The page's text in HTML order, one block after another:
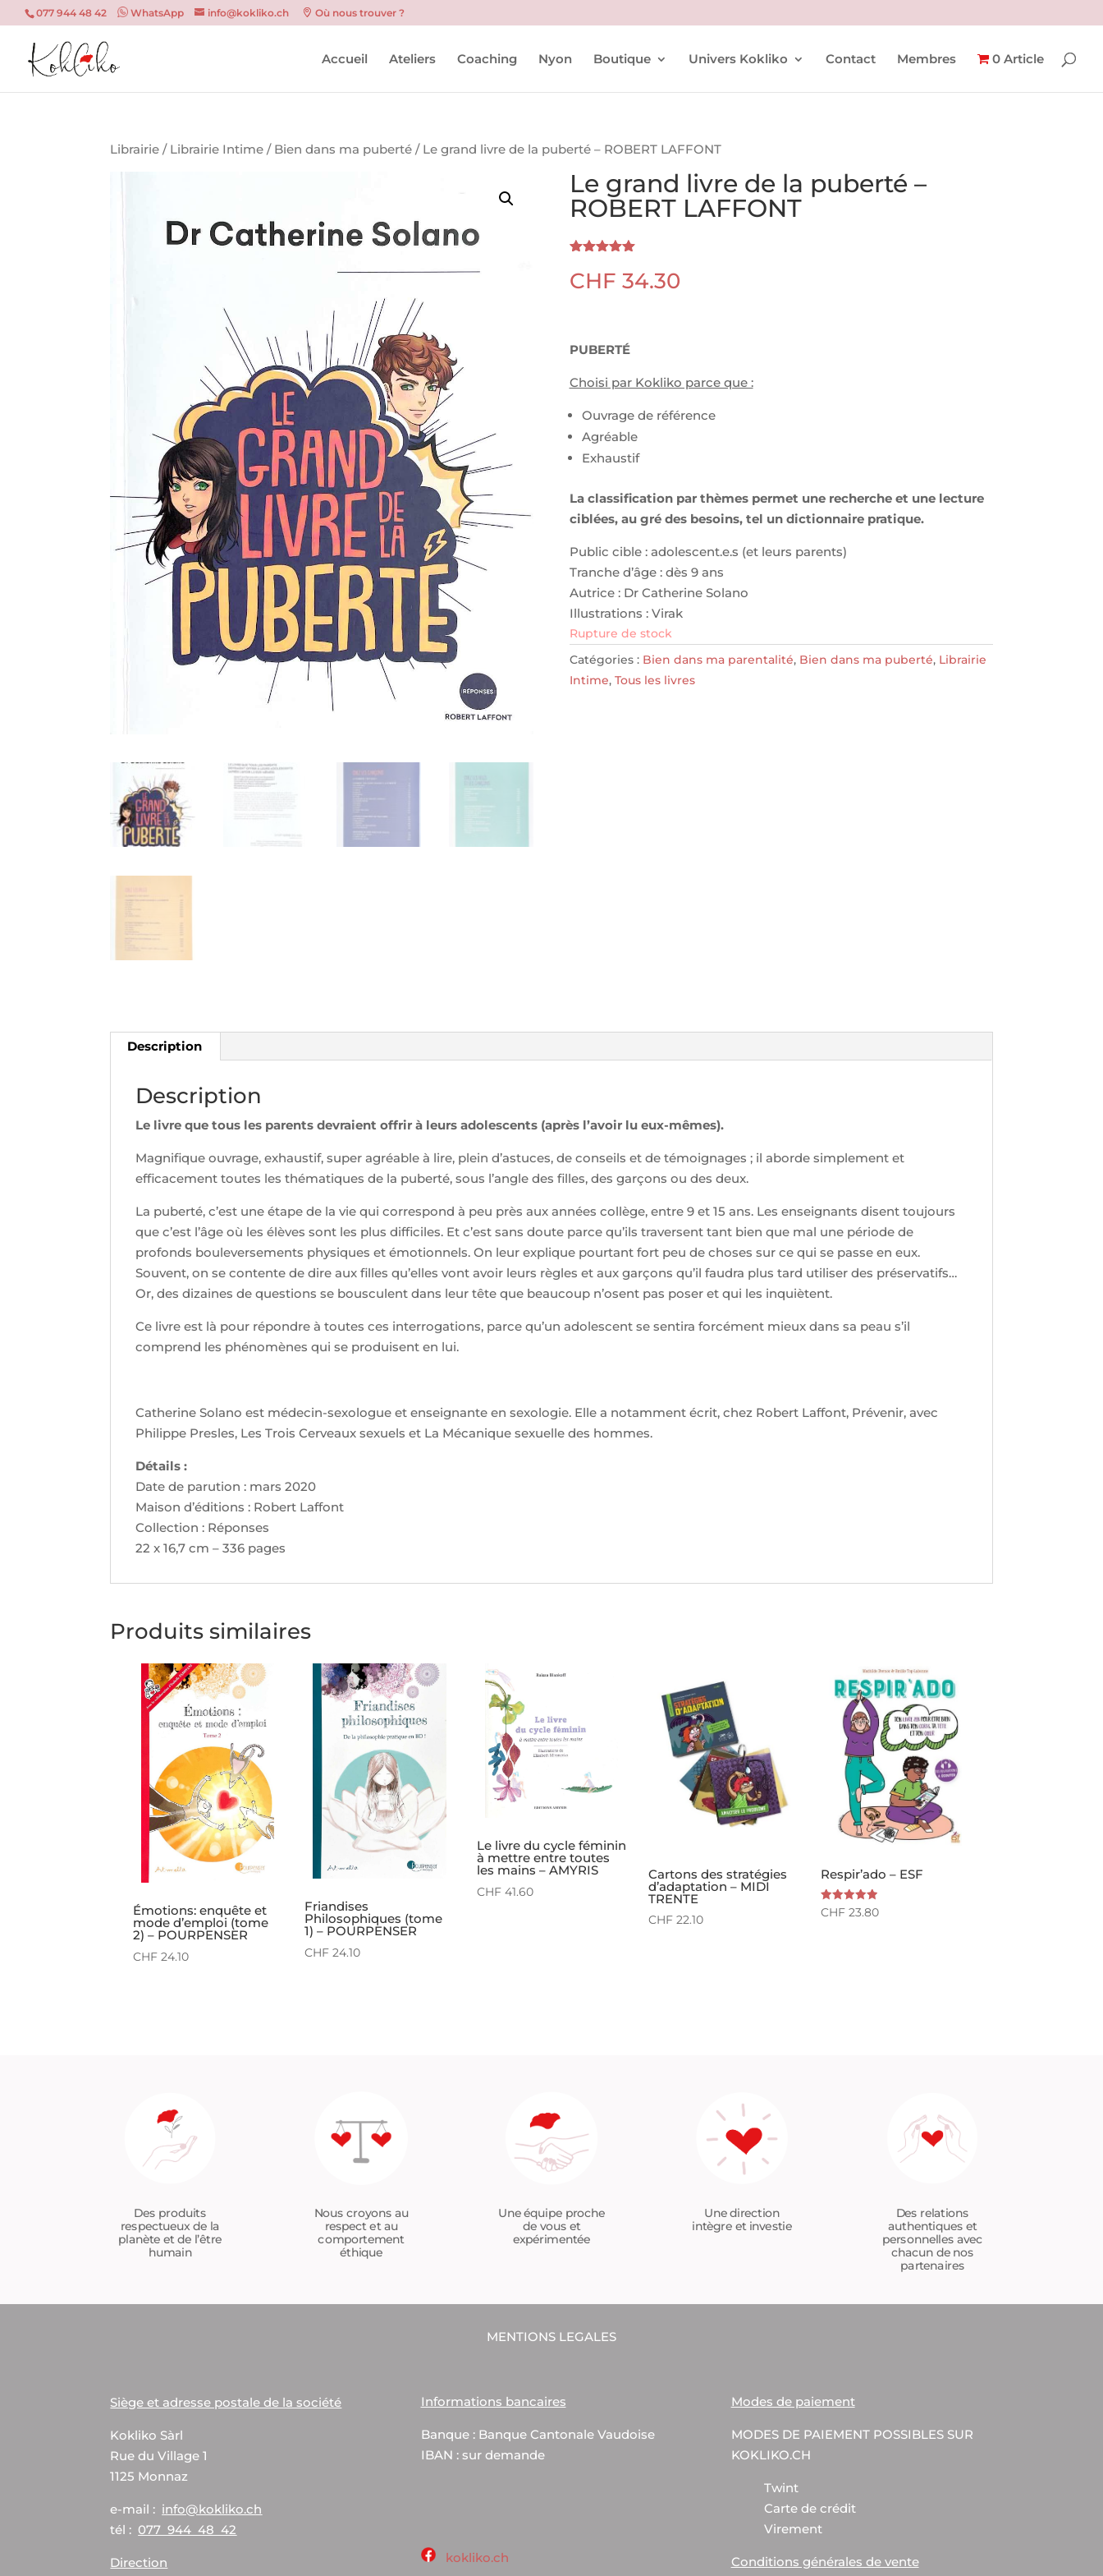
077 944 48 42 WhatsApp info@kokliko.ch Où nous trouver ?
Accueil Ateliers Coaching Nyon Boutique Univers Kokliko Contact Membres 0 Article
Librairie / Librairie Intime / Bien dans ma puberté / Le grand livre de la puberté – ROBERT LAFFONT
Le grand livre de la puberté –
ROBERT LAFFONT
sur 5
basé sur
CHF 34.30
PUBERTÉ
Choisi par Kokliko parce que :
Ouvrage de référence
Agréable
Exhaustif
La classification par thèmes permet une recherche et une lecture
ciblées, au gré des besoins, tel un dictionnaire pratique.
Public cible : adolescent.e.s (et leurs parents)
Tranche d’âge : dès 9 ans
Autrice : Dr Catherine Solano
Illustrations : Virak
Rupture de stock
Catégories : Bien dans ma parentalité, Bien dans ma puberté, Librairie
Intime, Tous les livres
Description
Description
Le livre que tous les parents devraient offrir à leurs adolescents (après l’avoir lu eux-mêmes).
Magnifique ouvrage, exhaustif, super agréable à lire, plein d’astuces, de conseils et de témoignages ; il aborde simplement et
efficacement toutes les thématiques de la puberté, sous l’angle des filles, des garçons ou des deux.
La puberté, c’est une étape de la vie qui correspond à peu près aux années collège, entre 9 et 15 ans. Les enseignants disent toujours
que c’est l’âge où les élèves sont les plus difficiles. Et c’est sans doute parce qu’ils traversent tant bien que mal une période de
profonds bouleversements physiques et émotionnels. On leur explique pourtant fort peu de choses sur ce qui se passe en eux.
Souvent, on se contente de dire aux filles qu’elles vont avoir leurs règles et aux garçons qu’il faudra plus tard utiliser des préservatifs…
Or, des dizaines de questions se bousculent dans leur tête que beaucoup n’osent pas poser et qui les inquiètent.
Ce livre est là pour répondre à toutes ces interrogations, parce qu’un adolescent se sentira forcément mieux dans sa peau s’il
comprend les phénomènes qui se produisent en lui.
Catherine Solano est médecin-sexologue et enseignante en sexologie. Elle a notamment écrit, chez Robert Laffont, Prévenir, avec
Philippe Presles, Les Trois Cerveaux sexuels et La Mécanique sexuelle des hommes.
Détails :
Date de parution : mars 2020
Maison d’éditions : Robert Laffont
Collection : Réponses
22 x 16,7 cm – 336 pages
Produits similaires
Émotions: enquête et
mode d’emploi (tome
2) – POURPENSER
CHF24.10
Friandises
Philosophiques (tome
1) – POURPENSER
CHF 24.10
Le livre du cycle féminin
à mettre entre toutes
les mains – AMYRIS
CHF41.60
Cartons des stratégies
d’adaptation – MIDI
TRENTE
CHF 22.10
Respir’ado – ESF
Note
5.00
CHF23.80
Des produits
respectueux de la
planète et de l’être
humain
Nous croyons au
respect et au
comportement
éthique
Une équipe proche
de vous et
expérimentée
Une direction
intègre et investie
Des relations
authentiques et
personnelles avec
chacun de nos
partenaires
MENTIONS LEGALES
Siège et adresse postale de la société
Kokliko Sàrl
Rue du Village 1
1125 Monnaz
e-mail : info@kokliko.ch
tél : 077 944 48 42
Direction
Informations bancaires
Banque : Banque Cantonale Vaudoise
IBAN : sur demande
kokliko.ch
Modes de paiement
MODES DE PAIEMENT POSSIBLES SUR
KOKLIKO.CH
Twint
Carte de crédit
Virement
Conditions générales de vente